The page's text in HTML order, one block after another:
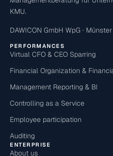
KMU.
DAWICON GmbH WpG · Münster
PERFORMANCES
Virtual CFO & CEO Sparring
Financial Organization &
Management Reporting & BI
Controlling as a Service
Employee participation
Auditing
ENTERPRISE
About us